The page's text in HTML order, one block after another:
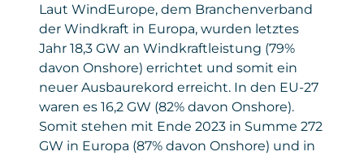
Laut WindEurope, dem Branchenverband
der Windkraft in Europa, wurden letztes
Jahr 18,3 GW an Windkraftleistung (79%
davon Onshore) errichtet und somit ein
neuer Ausbaurekord erreicht. In den EU-27
waren es 16,2 GW (82% davon Onshore).
Somit stehen mit Ende 2023 in Summe 272
GW in Europa (87% davon Onshore) und in